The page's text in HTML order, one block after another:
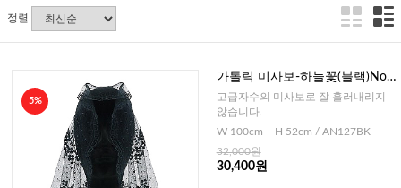
정렬
5%
가톨릭 미사보-하늘꽃(블랙)No1
27bk
고급자수의 미사보로 잘 흘러내리지
않습니다.
W 100cm + H 52cm / AN127BK
32,000원
30,400원